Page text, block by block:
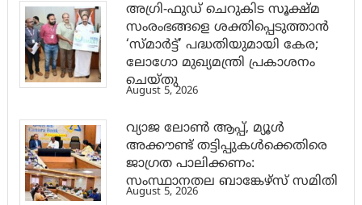
അഗ്രി-ഫുഡ് ചെറുകിട സൂക്ഷ്മ
സംരംഭങ്ങളെ ശക്തിപ്പെടുത്താന്‍
‘സ്മാര്‍ട്ട്’ പദ്ധതിയുമായി കേര;
ലോഗോ മുഖ്യമന്ത്രി പ്രകാശനം
ചെയ്തു
August 5, 2026
വ്യാജ ലോൺ ആപ്പ്, മ്യൂൾ
അക്കൗണ്ട് തട്ടിപ്പുകൾക്കെതിരെ
ജാ​ഗ്രത പാലിക്കണം:
സംസ്ഥാനതല ബാങ്കേഴ്സ് സമിതി
August 5, 2026